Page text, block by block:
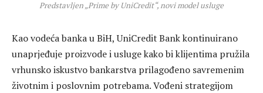
Predstavljen „Prime by UniCredit“, novi model usluge
Kao vodeća banka u BiH, UniCredit Bank kontinuirano
unaprjeđuje proizvode i usluge kako bi klijentima pružila
vrhunsko iskustvo bankarstva prilagođeno savremenim
životnim i poslovnim potrebama. Vođeni strategijom